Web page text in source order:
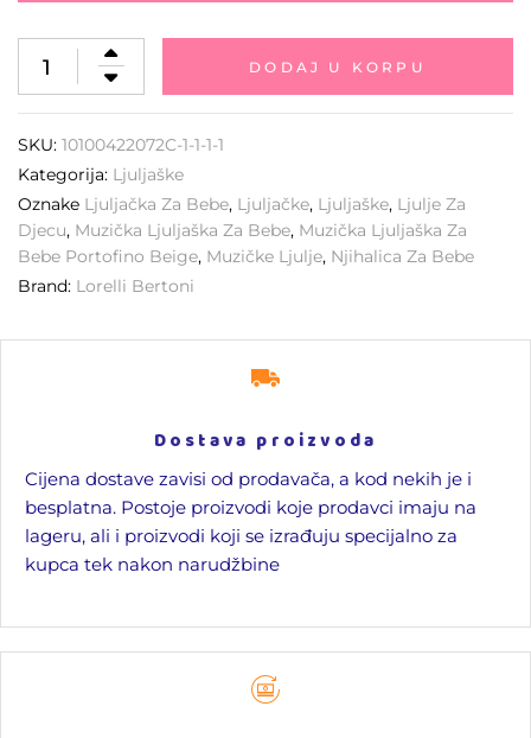
DODAJ U KORPU
SKU: 10100422072C-1-1-1-1
Kategorija: Ljuljaške
Oznake Ljuljačka Za Bebe, Ljuljačke, Ljuljaške, Ljulje Za
Djecu, Muzička Ljuljaška Za Bebe, Muzička Ljuljaška Za
Bebe Portofino Beige, Muzičke Ljulje, Njihalica Za Bebe
Brand: Lorelli Bertoni
Dostava proizvoda
Cijena dostave zavisi od prodavača, a kod nekih je i
besplatna. Postoje proizvodi koje prodavci imaju na
lageru, ali i proizvodi koji se izrađuju specijalno za
kupca tek nakon narudžbine